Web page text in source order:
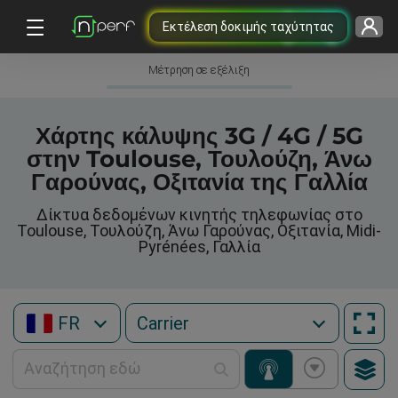
Εκτέλεση δοκιμής ταχύτητας
Μέτρηση σε εξέλιξη
Χάρτης κάλυψης 3G / 4G / 5G
στην Toulouse, Τουλούζη, Άνω
Γαρούνας, Οξιτανία της Γαλλία
Δίκτυα δεδομένων κινητής τηλεφωνίας στο
Toulouse, Τουλούζη, Άνω Γαρούνας, Οξιτανία, Midi-
Pyrénées, Γαλλία
FR